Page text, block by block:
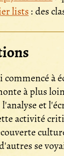
lists : des
commencé
à plus
et
activité
se